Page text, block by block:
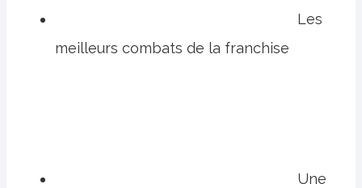
Les
meilleurs combats de la franchise
Une